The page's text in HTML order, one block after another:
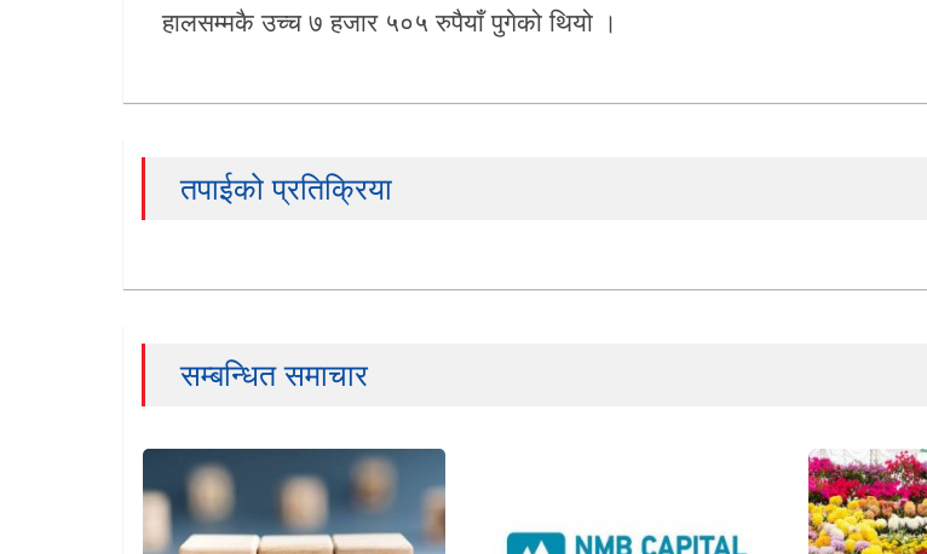
हालसम्मकै उच्च ७ हजार ५०५ रुपैयाँ पुगेको थियो ।
तपाईको प्रतिक्रिया
सम्बन्धित समाचार